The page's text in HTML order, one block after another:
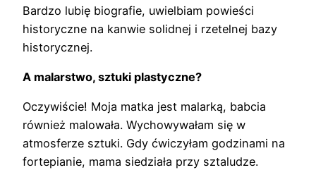
Bardzo lubię biografie, uwielbiam powieści
historyczne na kanwie solidnej i rzetelnej bazy
historycznej.
A malarstwo, sztuki plastyczne?
Oczywiście! Moja matka jest malarką, babcia
również malowała. Wychowywałam się w
atmosferze sztuki. Gdy ćwiczyłam godzinami na
fortepianie, mama siedziała przy sztaludze.